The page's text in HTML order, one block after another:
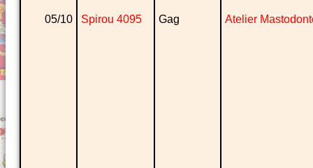
05/10 Spirou 4095 Gag Atelier